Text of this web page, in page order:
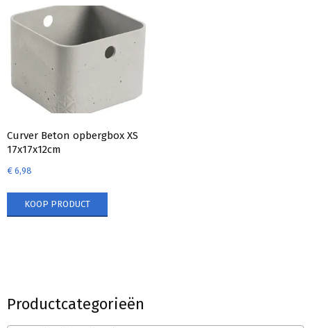
Curver Beton opbergbox XS
17x17x12cm
€ 6,98
KOOP PRODUCT
Productcategorieën